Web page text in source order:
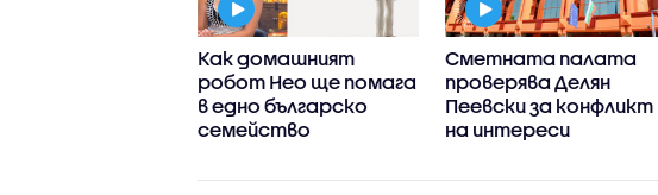
Как домашният
робот Нео ще помага
в едно българско
семейство
Сметната палата
проверява Делян
Пеевски за конфликт
на интереси